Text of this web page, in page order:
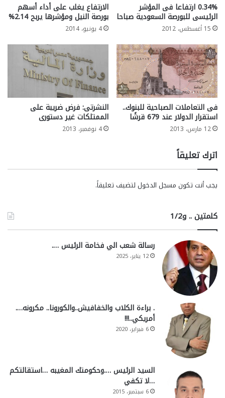
0.34% ارتفاعا فى المؤشر
الرئيسى للبورصة السعودية صباحا
15 أغسطس، 2012
الارتفاع يغلب على أداء أسهم
بورصة النيل ومؤشرها يربح 2.14%
4 يونيو، 2014
فى التعاملات الصباحية للبنوك..
استقرار الدولار عند 679 قرشًا
12 مارس، 2013
النشرتى: فرض ضريبة على
الممتلكات غير دستورى
4 نوفمبر، 2013
اترك تعليقاً
يجب أنت تكون مسجل الدخول لتضيف تعليقاً.
كلمتين .. و1/2
رسالة شعب الي فخامة الرئيس ….
12 يناير، 2025
. براءة الكلاب والخفافيش..والكورونا.. مكرونه….
أمريكي..!!!
6 فبراير، 2020
السيد الرئيس ….وحكومتك المغيبه …استقالتكم
…لا تكفي
6 سبتمبر، 2015